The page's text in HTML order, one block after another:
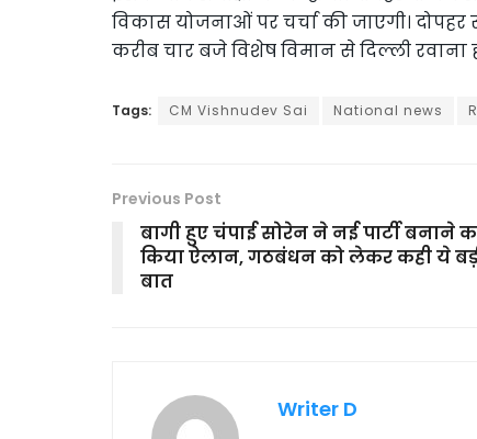
विकास योजनाओं पर चर्चा की जाएगी।
करीब चार बजे विशेष विमान से दिल्ली रवाना
Tags: CM Vishnudev Sai National news
Previous Post
बागी हुए चंपाई सोरेन ने नई पार्टी बनाने
किया ऐलान, गठबंधन को लेकर कही ये
बात
Writer D